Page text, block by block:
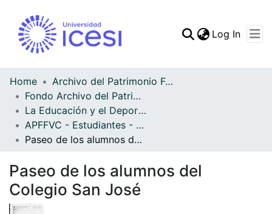
Log In
Home
Archivo del Patrimonio Fotográfico y Fílmico del Valle del Cauca
Fondo Archivo del Patrimonio Fotográfico y Fílmico del Valle del Cauca
La Educación y el Deporte
APFFVC - Estudiantes - Patrimonial
Paseo de los alumnos del Colegio San José
Paseo de los alumnos del
Colegio San José